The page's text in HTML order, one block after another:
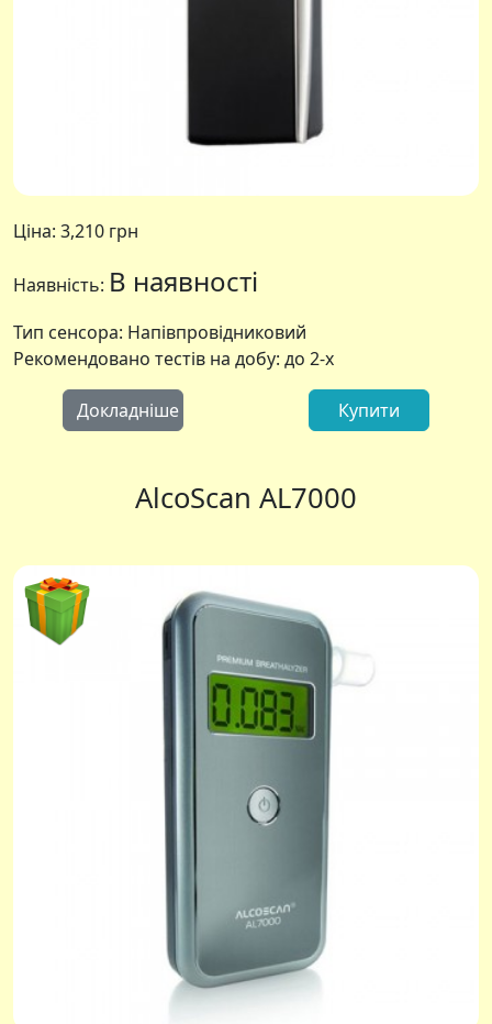
Ціна: 3,210 грн
Наявність: В наявності
Тип сенсора: Напівпровідниковий
Рекомендовано тестів на добу: до 2-х
Докладніше Купити
AlcoScan AL7000